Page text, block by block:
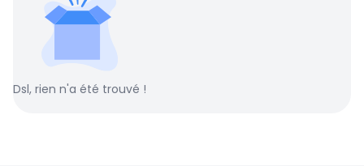
Dsl, rien n'a été trouvé !